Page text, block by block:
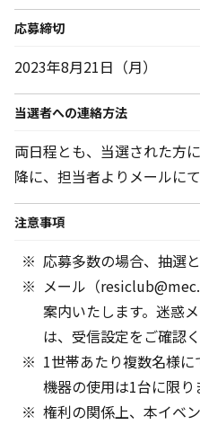
応募締切
2023年8月21日（月）
当選者への連絡方法
両日程とも、当選された方
降に、担当者よりメールに
注意事項
応募多数の場合、抽選
メール（
案内いたします。迷惑
は、受信設定をご確認く
1世帯あたり複数名様
機器の使用は1台に限り
権利の関係上、本イベ